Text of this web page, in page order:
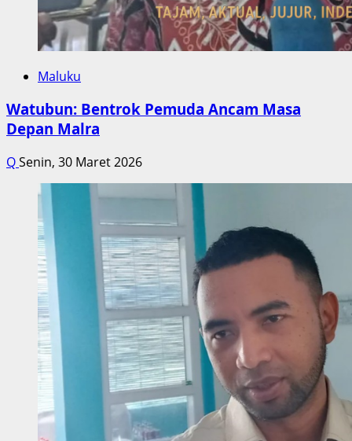
Maluku
Watubun: Bentrok Pemuda Ancam Masa
Depan Malra
QSenin, 30 Maret 2026